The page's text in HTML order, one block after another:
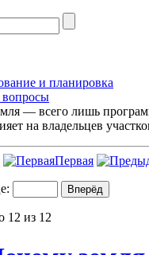
и планировка
— всего лишь
на владельцев
Первая
12 из 12